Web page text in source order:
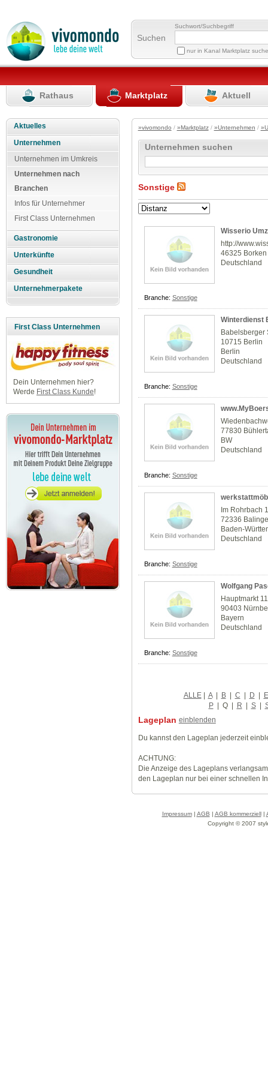
Suchen
Suchwort/Suchbegriff
nur in Kanal Marktplatz
Rathaus Marktplatz Aktuell
Aktuelles
Unternehmen
Unternehmen im Umkreis
Unternehmen nach
Branchen
Infos für Unternehmer
First Class Unternehmen
Gastronomie
Unterkünfte
Gesundheit
Unternehmerpakete
First Class Unternehmen
Dein Unternehmen hier?
Werde First Class Kunde!
»vivomondo / »Marktplatz/ »Unternehmen /
Unternehmen suchen
Sonstige
Wisserio
http://
46325 Borken
Deutschland
Branche: Sonstige
Winterdienst
Babelsberger
10715 Berlin
Berlin
Deutschland
Branche: Sonstige
77830
BW
Deutschland
Branche: Sonstige
Im Rohrbach
72336
Baden-
Deutschland
Branche: Sonstige
Wolfgang
Hauptmarkt 11
90403
Bayern
Deutschland
Branche: Sonstige
ALLE| A | B | C | D | E
P | Q | R | S |
Lageplan einblenden
Du kannst den Lageplan jederzeit
ACHTUNG:
Die Anzeige des Lageplans
den Lageplan nur bei einer schnellen
Impressum| AGB | AGB kommerziell|
Copyright © 2007